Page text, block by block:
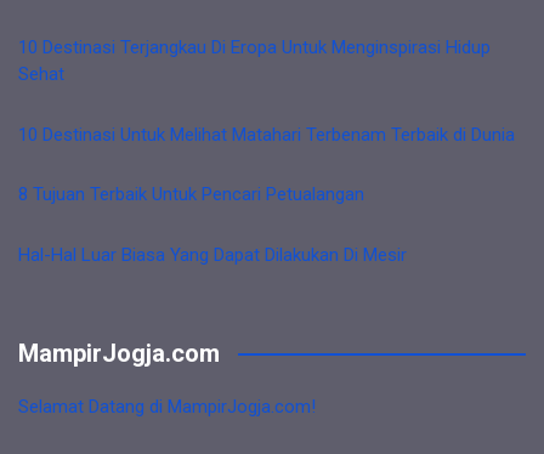
10 Destinasi Terjangkau Di Eropa Untuk Menginspirasi Hidup
Sehat
10 Destinasi Untuk Melihat Matahari Terbenam Terbaik di Dunia
8 Tujuan Terbaik Untuk Pencari Petualangan
Hal-Hal Luar Biasa Yang Dapat Dilakukan Di Mesir
MampirJogja.com
Selamat Datang di MampirJogja.com!